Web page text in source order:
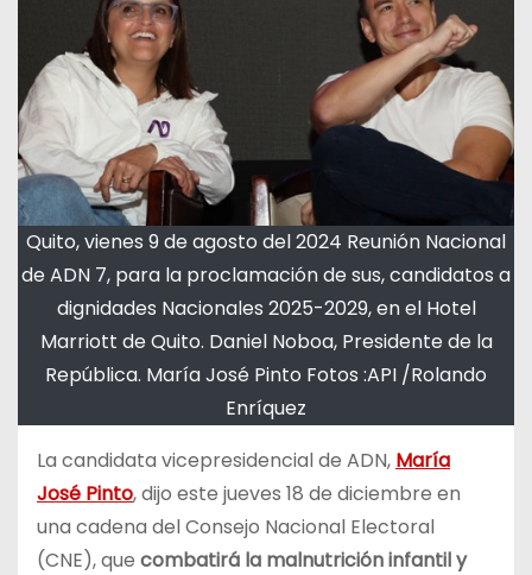
Quito, vienes 9 de agosto del 2024 Reunión Nacional
de ADN 7, para la proclamación de sus, candidatos a
dignidades Nacionales 2025-2029, en el Hotel
Marriott de Quito. Daniel Noboa, Presidente de la
República. María José Pinto Fotos :API /Rolando
Enríquez
La candidata vicepresidencial de ADN, María
José Pinto, dijo este jueves 18 de diciembre en
una cadena del Consejo Nacional Electoral
(CNE), que combatirá la malnutrición infantil y